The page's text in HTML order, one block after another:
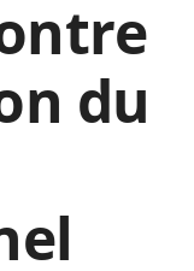
du